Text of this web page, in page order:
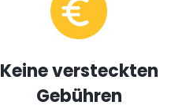
Keine versteckten
Gebühren